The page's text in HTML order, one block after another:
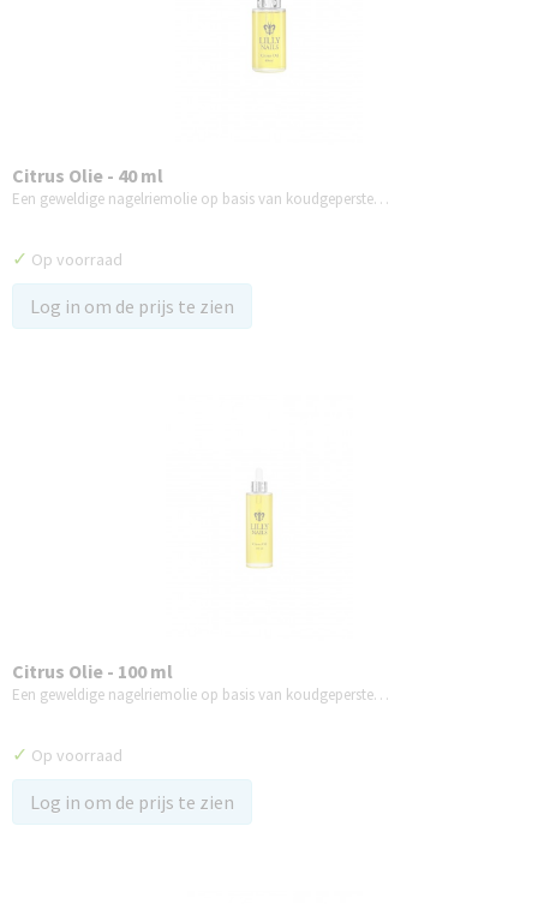
Citrus Olie - 40 ml
Een geweldige nagelriemolie op basis van koudgeperste…
✓ Op voorraad
Log in om de prijs te zien
Citrus Olie - 100 ml
Een geweldige nagelriemolie op basis van koudgeperste…
✓ Op voorraad
Log in om de prijs te zien